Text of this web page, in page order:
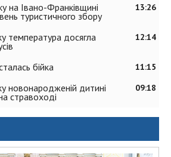
13:26
на Івано-Франківщині
туристичного збору
12:14
температура досягла
11:15
бійка
09:18
новонародженій дитині
стравоході